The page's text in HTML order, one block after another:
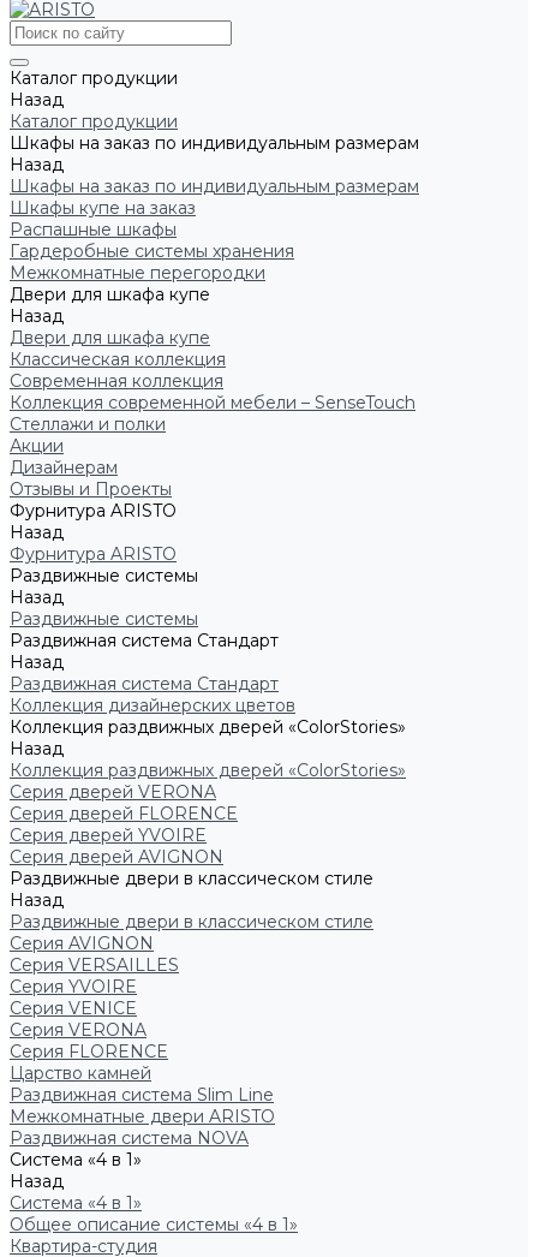
Каталог продукции
Назад
Каталог продукции
Шкафы на заказ по индивидуальным размерам
Назад
Шкафы на заказ по индивидуальным размерам
Шкафы купе на заказ
Распашные шкафы
Гардеробные системы хранения
Межкомнатные перегородки
Двери для шкафа купе
Назад
Двери для шкафа купе
Классическая коллекция
Современная коллекция
Коллекция современной мебели – SenseTouch
Стеллажи и полки
Акции
Дизайнерам
Отзывы и Проекты
Фурнитура ARISTO
Назад
Фурнитура ARISTO
Раздвижные системы
Назад
Раздвижные системы
Раздвижная система Стандарт
Назад
Раздвижная система Стандарт
Коллекция дизайнерских цветов
Коллекция раздвижных дверей «ColorStories»
Назад
Коллекция раздвижных дверей «ColorStories»
Серия дверей VERONA
Серия дверей FLORENCE
Серия дверей YVOIRE
Серия дверей AVIGNON
Раздвижные двери в классическом стиле
Назад
Раздвижные двери в классическом стиле
Серия AVIGNON
Серия VERSAILLES
Серия YVOIRE
Серия VENICE
Серия VERONA
Серия FLORENCE
Царство камней
Раздвижная система Slim Line
Межкомнатные двери ARISTO
Раздвижная система NOVA
Система «4 в 1»
Назад
Система «4 в 1»
Общее описание системы «4 в 1»
Квартира-студия